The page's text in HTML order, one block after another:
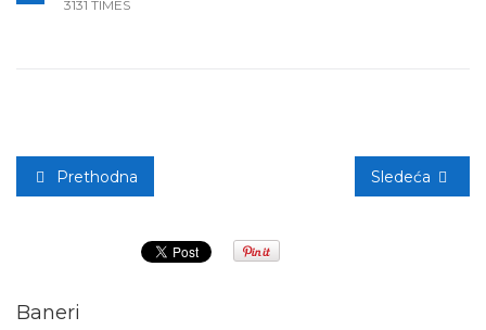
3131 TIMES
Prethodna Sledeća
Baneri